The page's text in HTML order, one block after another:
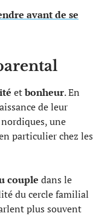
avant de se
etbonheur. En
de leur
une
particulier chez les
couple dans le
du cercle familial
plus souvent